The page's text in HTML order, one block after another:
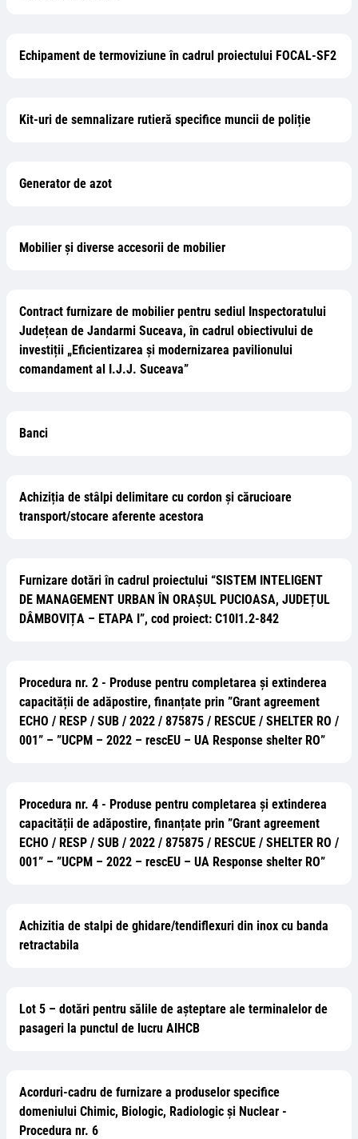
Echipament de termoviziune în cadrul proiectului FOCAL-SF2
Kit-uri de semnalizare rutieră specifice muncii de poliție
Generator de azot
Mobilier și diverse accesorii de mobilier
Contract furnizare de mobilier pentru sediul Inspectoratului
Județean de Jandarmi Suceava, în cadrul obiectivului de
investiții „Eficientizarea și modernizarea pavilionului
comandament al I.J.J. Suceava”
Banci
Achiziția de stâlpi delimitare cu cordon și cărucioare
transport/stocare aferente acestora
Furnizare dotări în cadrul proiectului “SISTEM INTELIGENT
DE MANAGEMENT URBAN ÎN ORAȘUL PUCIOASA, JUDEȚUL
DÂMBOVIȚA – ETAPA I”, cod proiect: C10I1.2-842
Procedura nr. 2 - Produse pentru completarea și extinderea
capacității de adăpostire, finanțate prin ”Grant agreement
ECHO / RESP / SUB / 2022 / 875875 / RESCUE / SHELTER RO /
001” – ”UCPM – 2022 – rescEU – UA Response shelter RO”
Procedura nr. 4 - Produse pentru completarea și extinderea
capacității de adăpostire, finanțate prin ”Grant agreement
ECHO / RESP / SUB / 2022 / 875875 / RESCUE / SHELTER RO /
001” – ”UCPM – 2022 – rescEU – UA Response shelter RO”
Achizitia de stalpi de ghidare/tendiflexuri din inox cu banda
retractabila
Lot 5 – dotări pentru sălile de așteptare ale terminalelor de
pasageri la punctul de lucru AIHCB
Acorduri-cadru de furnizare a produselor specifice
domeniului Chimic, Biologic, Radiologic și Nuclear -
Procedura nr. 6